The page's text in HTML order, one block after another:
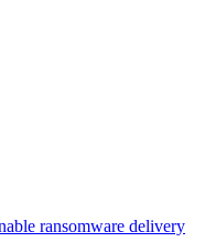
ransomware delivery